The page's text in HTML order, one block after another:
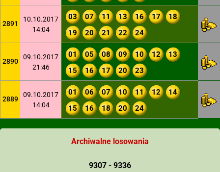
2891
10.10.2017
14:04
03 07 11 13 16 17
18
19
20 21 22 24
2890
09.10.2017
21:46
01 05 08 09 10 12
13
15
16 17 20 23
2889
09.10.2017
14:04
01 06 07 10 11 12
14
15
16 18 20 24
Archiwalne losowania
9307 - 9336